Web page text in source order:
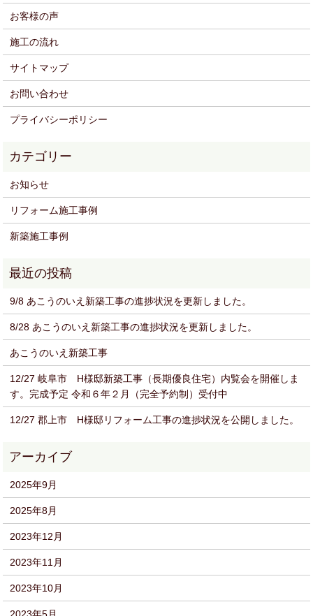
お客様の声
施工の流れ
サイトマップ
お問い合わせ
プライバシーポリシー
お知らせ
リフォーム施工事例
新築施工事例
9/8 あこうのいえ新築工事の進捗状況を更新しました。
8/28 あこうのいえ新築工事の進捗状況を更新しました。
あこうのいえ新築工事
12/27 岐阜市 H様邸新築工事（長期優良住宅）内覧会を開催しま
す。完成予定 令和６年２月（完全予約制）受付中
12/27 郡上市 H様邸リフォーム工事の進捗状況を公開しました。
2025年9月
2025年8月
2023年12月
2023年11月
2023年10月